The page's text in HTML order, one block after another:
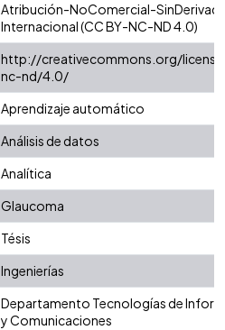
Atribución-NoComercial-
Internacional (CC BY-NC-ND 4.0)
http://creativecommons.org/
nc-nd/4.0/
Aprendizaje automático
Análisis de datos
Analítica
Glaucoma
Tésis
Ingenierías
Departamento Tecnologías de
y Comunicaciones